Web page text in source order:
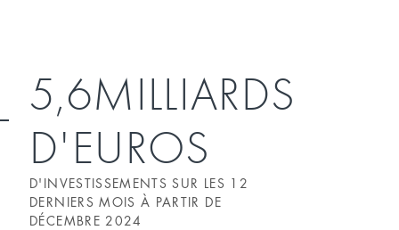
5,6MILLIARDS
D'EUROS
D'INVESTISSEMENTS SUR LES 12
DERNIERS MOIS À PARTIR DE
DÉCEMBRE 2024